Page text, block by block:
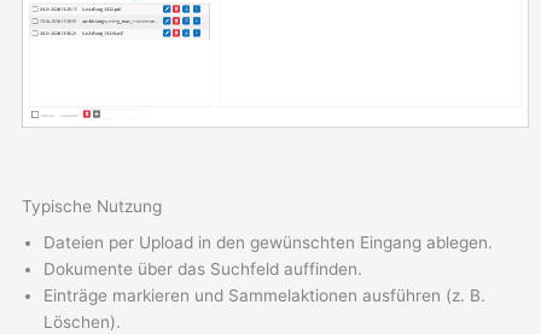
Typische Nutzung
Dateien per Upload in den gewünschten Eingang ablegen.
Dokumente über das Suchfeld auffinden.
Einträge markieren und Sammelaktionen ausführen (z. B.
Löschen).